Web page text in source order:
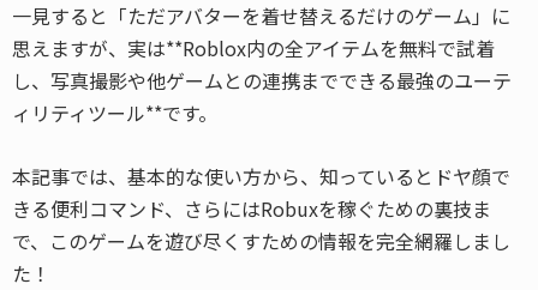
一見すると「ただアバターを着せ替えるだけのゲーム」に
思えますが、実は**Roblox内の全アイテムを無料で試着
し、写真撮影や他ゲームとの連携までできる最強のユーテ
ィリティツール**です。
本記事では、基本的な使い方から、知っているとドヤ顔で
きる便利コマンド、さらにはRobuxを稼ぐための裏技ま
で、このゲームを遊び尽くすための情報を完全網羅しまし
た！